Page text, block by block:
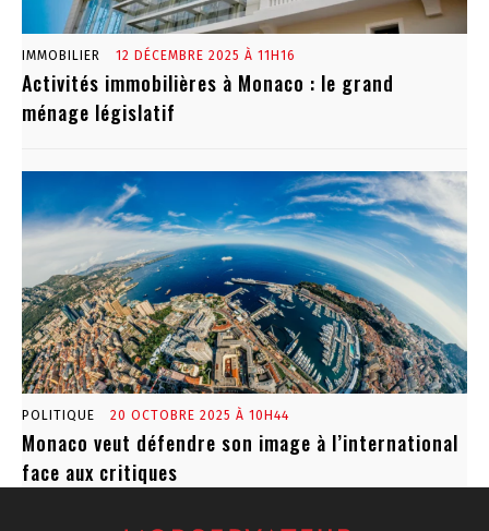
IMMOBILIER 12 DÉCEMBRE 2025 À 11H16
Activités immobilières à Monaco : le grand
ménage législatif
POLITIQUE 20 OCTOBRE 2025 À 10H44
Monaco veut défendre son image à l’international
face aux critiques